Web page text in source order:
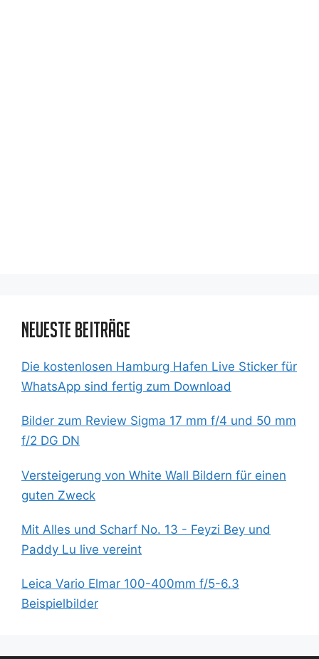
Neueste Beiträge
Die kostenlosen Hamburg Hafen Live Sticker für
WhatsApp sind fertig zum Download
Bilder zum Review Sigma 17 mm f/4 und 50 mm
f/2 DG DN
Versteigerung von White Wall Bildern für einen
guten Zweck
Mit Alles und Scharf No. 13 - Feyzi Bey und
Paddy Lu live vereint
Leica Vario Elmar 100-400mm f/5-6.3
Beispielbilder